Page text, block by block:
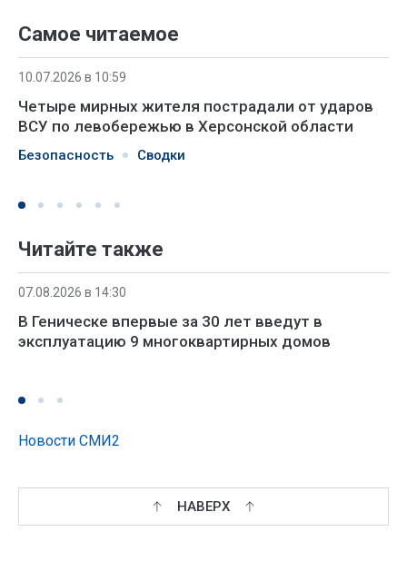
Самое читаемое
10.07.2026 в 10:59
Четыре мирных жителя пострадали от ударов
ВСУ по левобережью в Херсонской области
Безопасность Сводки
Читайте также
07.08.2026 в 14:30
В Геническе впервые за 30 лет введут в
эксплуатацию 9 многоквартирных домов
Новости СМИ2
НАВЕРХ